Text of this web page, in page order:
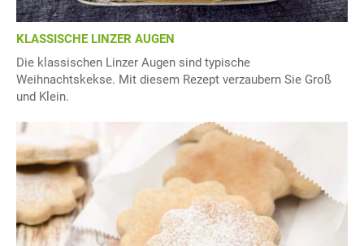
KLASSISCHE LINZER AUGEN
Die klassischen Linzer Augen sind typische
Weihnachtskekse. Mit diesem Rezept verzaubern Sie Groß
und Klein.